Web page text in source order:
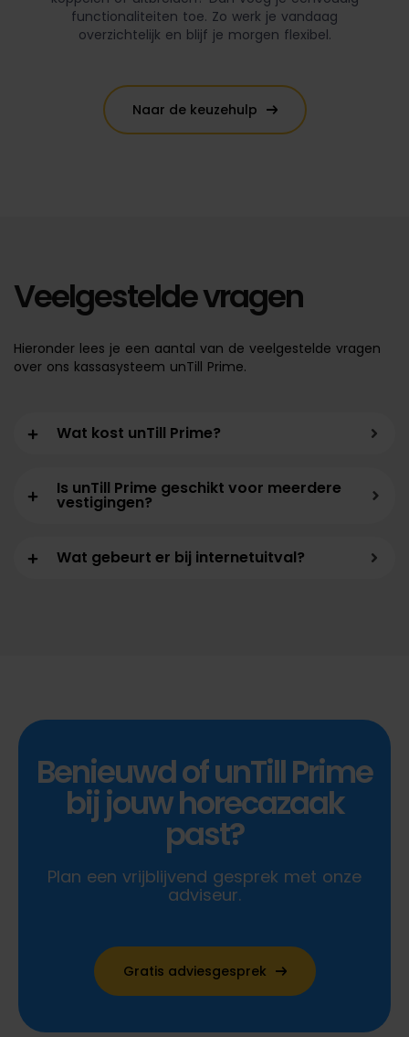
functionaliteiten toe. Zo werk je vandaag
overzichtelijk en blijf je morgen flexibel.
Naar de keuzehulp
Veelgestelde vragen
Hieronder lees je een aantal van de veelgestelde vragen
over ons kassasysteem unTill Prime.
Wat kost unTill Prime?
Is unTill Prime geschikt voor meerdere
vestigingen?
Wat gebeurt er bij internetuitval?
Benieuwd of unTill Prime
bij jouw horecazaak
past?
Plan een vrijblijvend gesprek met onze
adviseur.
Gratis adviesgesprek